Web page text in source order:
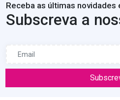
Receba as últimas novidades
Subscreva a